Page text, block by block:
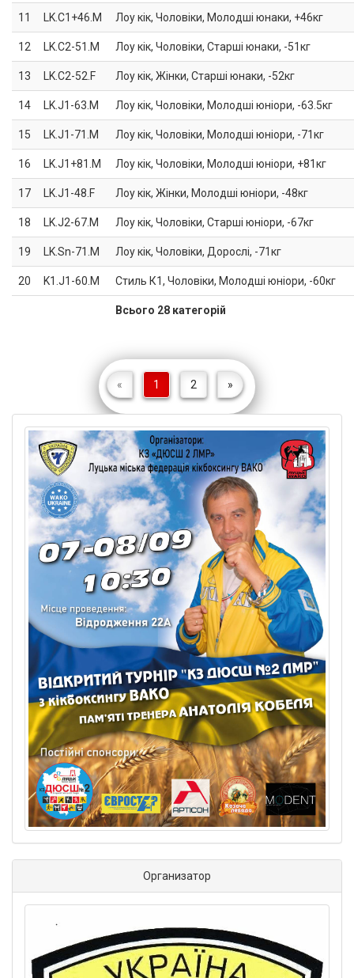
Всього 28 категорій
11 LK.C1+46.M Лоу кік, Чоловіки, Молодші юнаки, +46кг
12 LK.C2-51.M Лоу кік, Чоловіки, Старші юнаки, -51кг
13 LK.C2-52.F Лоу кік, Жінки, Старші юнаки, -52кг
14 LK.J1-63.M Лоу кік, Чоловіки, Молодші юніори, -63.5кг
15 LK.J1-71.M Лоу кік, Чоловіки, Молодші юніори, -71кг
16 LK.J1+81.M Лоу кік, Чоловіки, Молодші юніори, +81кг
17 LK.J1-48.F Лоу кік, Жінки, Молодші юніори, -48кг
18 LK.J2-67.M Лоу кік, Чоловіки, Старші юніори, -67кг
19 LK.Sn-71.M Лоу кік, Чоловіки, Дорослі, -71кг
20 K1.J1-60.M Стиль К1, Чоловіки, Молодші юніори, -60кг
« 1 2 »
Организатор